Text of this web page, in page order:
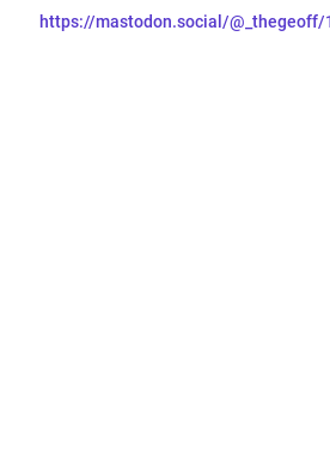
https://mastodon.social/@_thegeoff/